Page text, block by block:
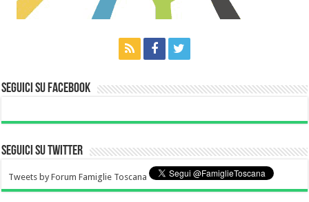
Seguici su Facebook
Seguici su Twitter
Tweets by Forum Famiglie Toscana